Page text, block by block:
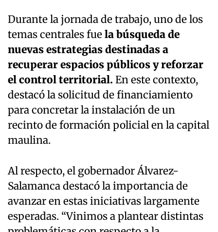
Durante la jornada de trabajo, uno de los
temas centrales fuela búsqueda de
nuevas estrategias destinadas a
recuperar espacios públicos y reforzar
el control territorial. En este contexto,
destacó la solicitud de financiamiento
para concretar la instalación de un
recinto de formación policial en la capital
maulina.
Al respecto, el gobernador Álvarez-
Salamanca destacó la importancia de
avanzar en estas iniciativas largamente
esperadas. “Vinimos a plantear distintas